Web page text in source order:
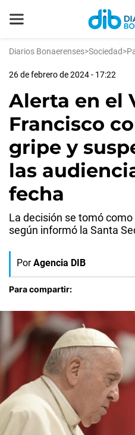
Diarios Bonaerenses>Sociedad>
26 de febrero de 2024 - 17:22
Alerta en el
Francisco
gripe y
las
fecha
La decisión se tomó
según informó la Santa
Por Agencia DIB
Para compartir: